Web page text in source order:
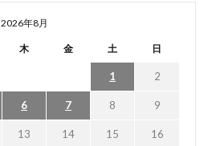
2026年8月
木 金 土 日
1 2
6 7 8 9
13 14 15 16